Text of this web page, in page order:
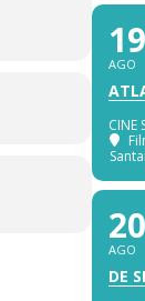
19
AGO
CINE
20
AGO
DE